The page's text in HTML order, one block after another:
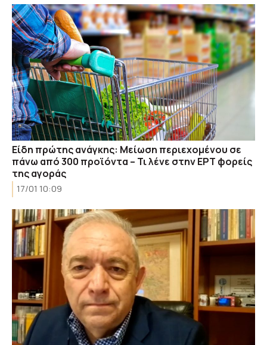
Είδη πρώτης ανάγκης: Μείωση περιεχομένου σε
πάνω από 300 προϊόντα – Τι λένε στην ΕΡΤ φορείς
της αγοράς
17/01 10:09